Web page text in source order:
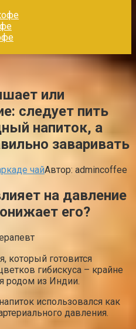
или
следует пить
напиток, а
заваривать
чайАвтор: admincoffee
на давление
его?
который готовится
гибискуса – крайне
родом из Индии.
использовался как
давления.